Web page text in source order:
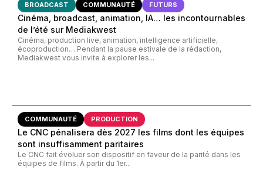
BROADCAST COMMUNAUTÉ FUTURS
Cinéma, broadcast, animation, IA… les incontournables
de l’été sur Mediakwest
Cinéma, production live, animation, intelligence artificielle,
écoproduction… Pendant la pause estivale de la rédaction,
Mediakwest vous invite à explorer les...
COMMUNAUTÉ PRODUCTION
Le CNC pénalisera dès 2027 les films dont les équipes
sont insuffisamment paritaires
Le CNC fait évoluer son dispositif en faveur de la parité dans les
équipes de films. À partir du 1er...